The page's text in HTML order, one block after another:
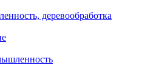
деревообработка